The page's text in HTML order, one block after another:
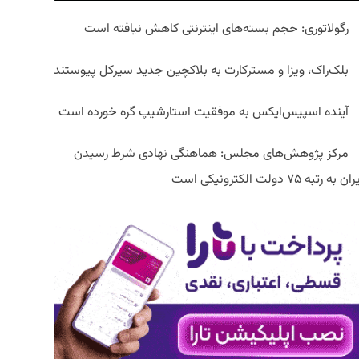
رگولاتوری: حجم بسته‌های اینترنتی کاهش نیافته است
بلک‌راک، ویزا و مسترکارت به بلاکچین جدید سیرکل پیوستند
آینده اسپیس‌ایکس به موفقیت استارشیپ گره خورده است
مرکز پژوهش‌های مجلس: هماهنگی نهادی شرط رسیدن
به رتبه ۷۵ دولت الکترونیکی است